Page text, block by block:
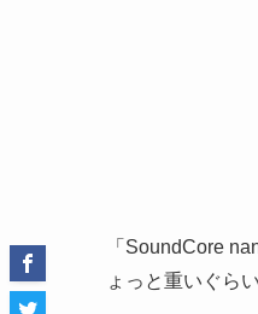
「SoundCore
ょっと重いぐら